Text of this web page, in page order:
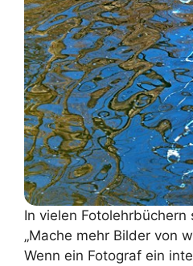
In vielen
„Mache mehr Bilder von
Wenn ein Fotograf ein